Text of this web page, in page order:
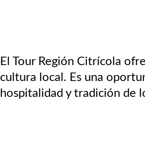
El Tour Región Citrícola
cultura local. Es una
hospitalidad y tradición de